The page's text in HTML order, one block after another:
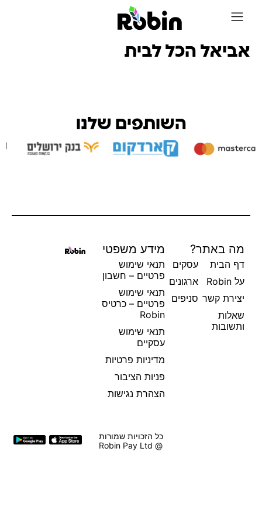
אביאל הכל לבית
השותפים שלנו
מה באתר?
דף הבית
על Robin
יצירת קשר
שאלות
ותשובות
עסקים
ארגונים
סניפים
מידע משפטי
תנאי שימוש
פרטיים – חשבון
תנאי שימוש
פרטיים – כרטיס
Robin
תנאי שימוש
עסקיים
מדיניות פרטיות
פניות הציבור
הצהרת נגישות
כל הזכויות שמורות
@ Robin Pay Ltd